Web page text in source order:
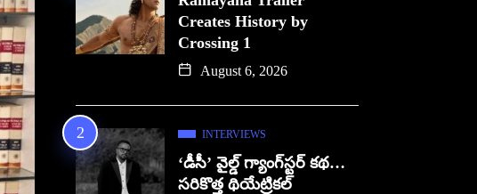
Creates History by
Crossing 1
August 6, 2026
INTERVIEWS
‘డీసీ’ వైల్డ్ గ్యాంగ్‌స్టర్ కథ…
సరికొత్త థియేట్రికల్